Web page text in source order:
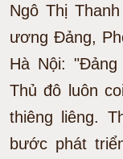
Ngô Thị
ương Ðảng,
Hà Nội:
Thủ đô luôn
thiêng liêng.
bước phát